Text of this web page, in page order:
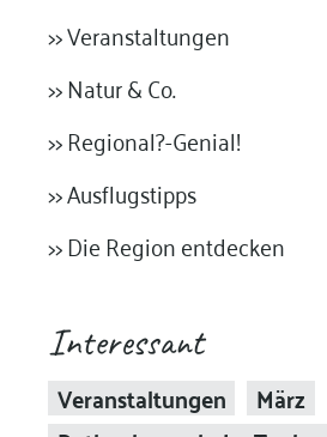
>> Veranstaltungen
>> Natur & Co.
>> Regional?-Genial!
>> Ausflugstipps
>> Die Region entdecken
Interessant
Veranstaltungen
März